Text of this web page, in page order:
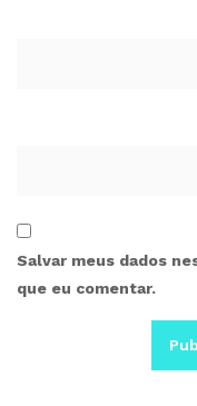
Salvar meus dados
que eu comentar.